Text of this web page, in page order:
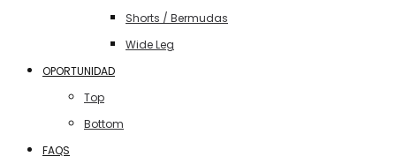
Shorts / Bermudas
Wide Leg
OPORTUNIDAD
Top
Bottom
FAQS